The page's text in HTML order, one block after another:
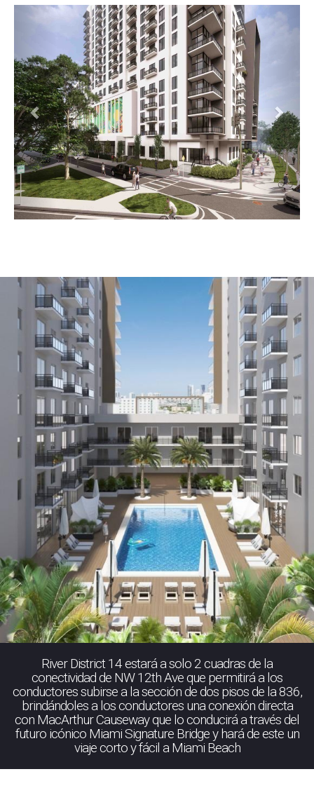
River District 14 estará a solo 2 cuadras de la
conectividad de NW 12th Ave que permitirá a los
conductores subirse a la sección de dos pisos de la 836,
brindándoles a los conductores una conexión directa
con MacArthur Causeway que lo conducirá a través del
futuro icónico Miami Signature Bridge y hará de este un
viaje corto y fácil a Miami Beach